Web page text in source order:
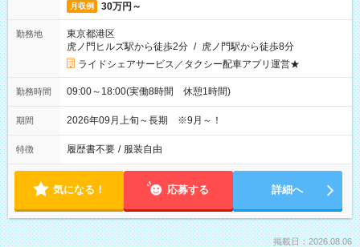
月収例 30万円～
勤務地
東京都港区
虎ノ門ヒルズ駅から徒歩2分 / 虎ノ門駅から徒歩8分
ライドシェアサービス／タクシー配車アプリ運営★
勤務時間 09:00～18:00(実働8時間 休憩1時間)
期間 2026年09月上旬～長期 ※9月～！
特徴 履歴書不要 / 服装自由
気になる！ 応募する 詳細へ
掲載日：2026.08.06